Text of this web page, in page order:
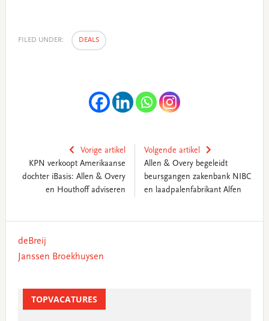
FILED UNDER: DEALS
Vorige artikel
KPN verkoopt Amerikaanse
dochter iBasis: Allen & Overy
en Houthoff adviseren
Volgende artikel
Allen & Overy begeleidt
beursgangen zakenbank NIBC
en laadpalenfabrikant Alfen
Sidebar
deBreij
Janssen Broekhuysen
TOPVACATURES